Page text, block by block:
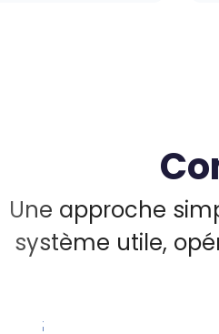
Une approche
système utile,